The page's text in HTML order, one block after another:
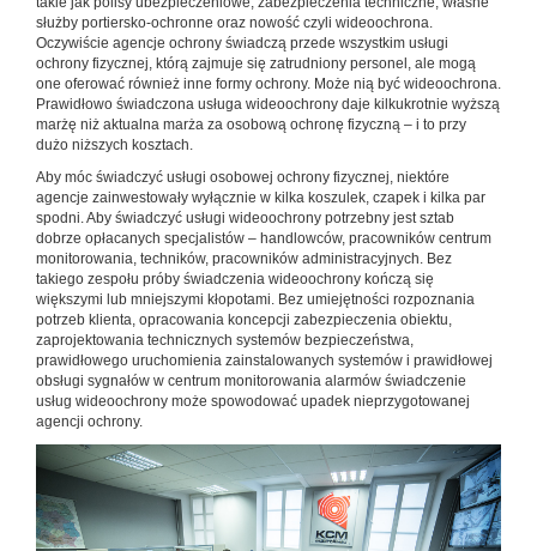
służby portiersko-ochronne oraz nowość czyli wideoochrona.
Oczywiście agencje ochrony świadczą przede wszystkim usługi
ochrony fizycznej, którą zajmuje się zatrudniony personel, ale mogą
one oferować również inne formy ochrony. Może nią być wideoochrona.
Prawidłowo świadczona usługa wideoochrony daje kilkukrotnie wyższą
marżę niż aktualna marża za osobową ochronę fizyczną – i to przy
dużo niższych kosztach.
Aby móc świadczyć usługi osobowej ochrony fizycznej, niektóre
agencje zainwestowały wyłącznie w kilka koszulek, czapek i kilka par
spodni. Aby świadczyć usługi wideoochrony potrzebny jest sztab
dobrze opłacanych specjalistów – handlowców, pracowników centrum
monitorowania, techników, pracowników administracyjnych. Bez
takiego zespołu próby świadczenia wideoochrony kończą się
większymi lub mniejszymi kłopotami. Bez umiejętności rozpoznania
potrzeb klienta, opracowania koncepcji zabezpieczenia obiektu,
zaprojektowania technicznych systemów bezpieczeństwa,
prawidłowego uruchomienia zainstalowanych systemów i prawidłowej
obsługi sygnałów w centrum monitorowania alarmów świadczenie
usług wideoochrony może spowodować upadek nieprzygotowanej
agencji ochrony.